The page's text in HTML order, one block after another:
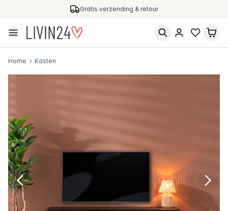
Gratis verzending & retour
Home Kasten